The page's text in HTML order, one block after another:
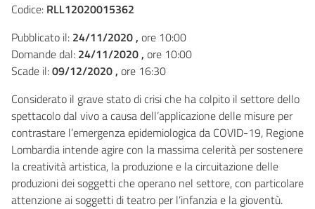
Codice: RLL12020015362
Pubblicato il: 24/11/2020 , ore 10:00
Domande dal: 24/11/2020 , ore 10:00
Scade il:09/12/2020 , ore 16:30
Considerato il grave stato di crisi che ha colpito il settore dello
spettacolo dal vivo a causa dell’applicazione delle misure per
contrastare l’emergenza epidemiologica da COVID-19, Regione
Lombardia intende agire con la massima celerità per sostenere
la creatività artistica, la produzione e la circuitazione delle
produzioni dei soggetti che operano nel settore, con particolare
attenzione ai soggetti di teatro per l’infanzia e la gioventù.